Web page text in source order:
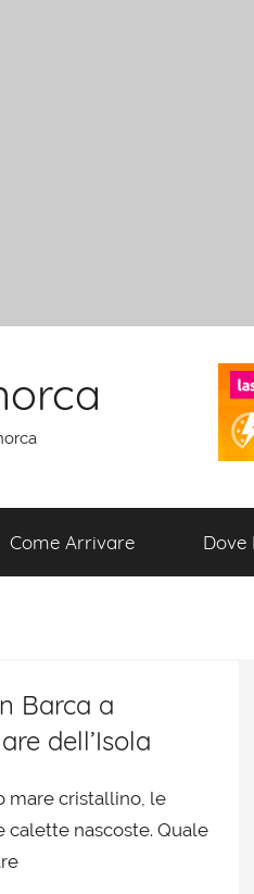
Come Arrivare Dove
Barca a
dell’Isola
mare cristallino, le
nascoste. Quale